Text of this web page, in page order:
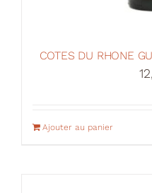
COTES DU RHONE
Ajouter au panier